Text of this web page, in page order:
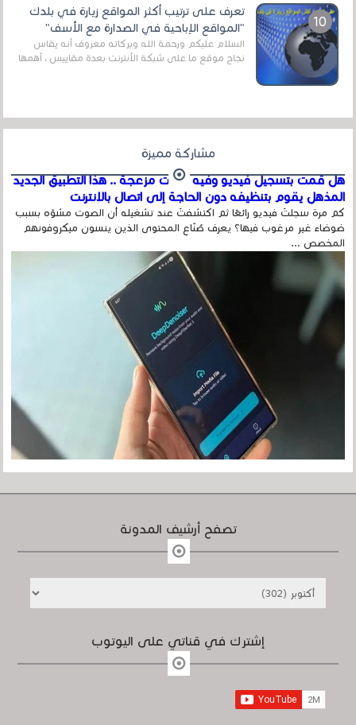
تعرف على ترتيب أكثر المواقع زيارة في بلدك
"المواقع الإباحية في الصدارة مع الأسف"
السلام عليكم ورحمة الله وبركاته معروف أنه يقاس
نجاح موقع ما على شبكة الأنترنت بعدة مقاييس ، أهمها
مشاركة مميزة
هل قمت بتسجيل فيديو وفيه أصوت مزعجة .. هذا التطبيق الجديد
المذهل يقوم بتنظيفه دون الحاجة إلى اتصال بالإنترنت
كم مرة سجلتَ فيديو رائعًا ثم اكتشفتَ عند تشغيله أن الصوت مشوّه بسبب
ضوضاء غير مرغوب فيها؟ يعرف صُنّاع المحتوى الذين ينسون ميكروفونهم
المخصص ...
تصفح أرشيف المدونة
إشترك في قناتي على اليوتوب